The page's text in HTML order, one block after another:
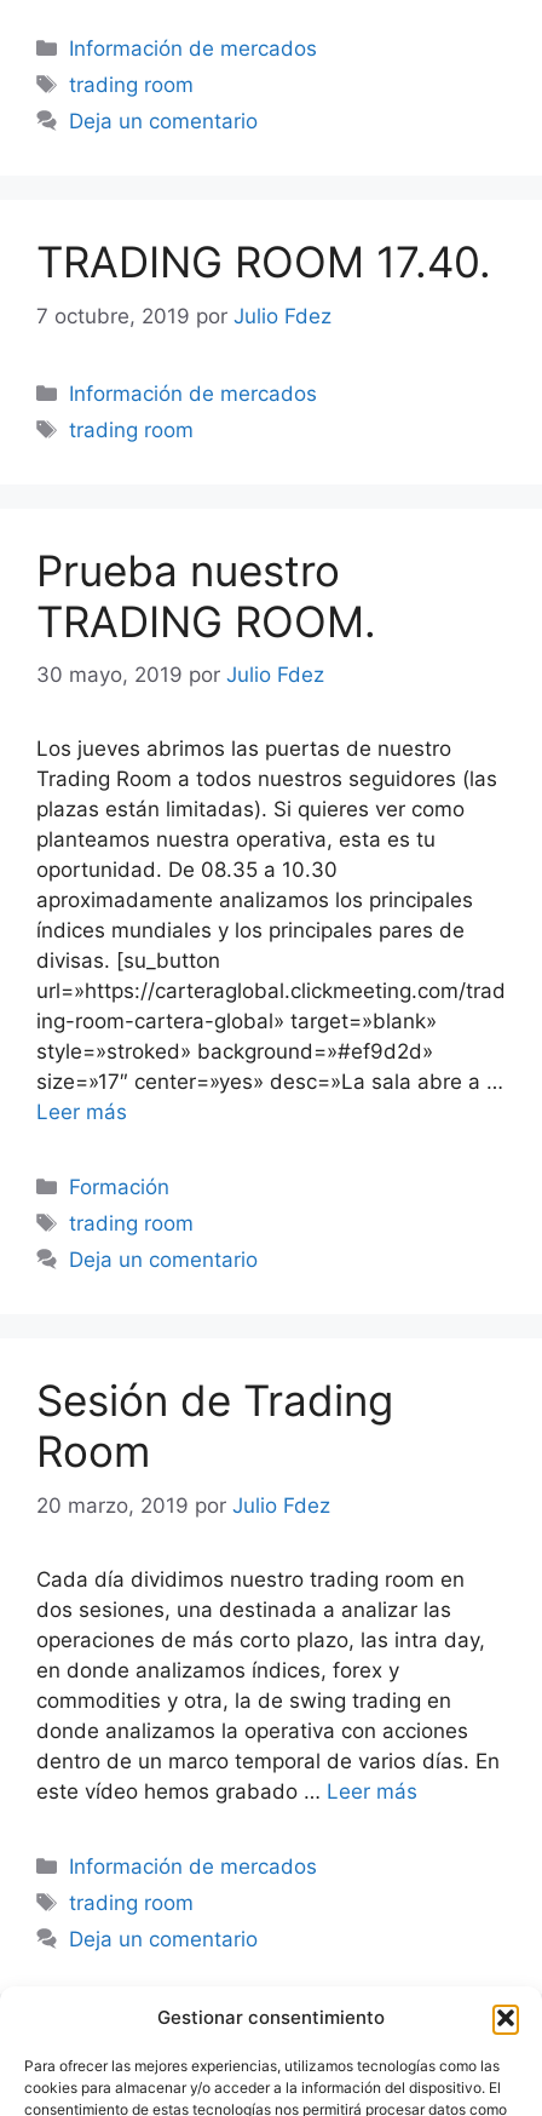
Gestionar consentimiento
Para ofrecer las mejores experiencias, utilizamos tecnologías como las
cookies para almacenar y/o acceder a la información del dispositivo. El
consentimiento de estas tecnologías nos permitirá procesar datos como
Categorías
Información de mercados
Etiquetas
trading room
Deja un comentario
TRADING ROOM 17.40.
7 octubre, 2019 por Julio Fdez
Categorías
Información de mercados
Etiquetas
trading room
Prueba nuestro
TRADING ROOM.
30 mayo, 2019 por Julio Fdez
Los jueves abrimos las puertas de nuestro
Trading Room a todos nuestros seguidores (las
plazas están limitadas). Si quieres ver como
planteamos nuestra operativa, esta es tu
oportunidad. De 08.35 a 10.30
aproximadamente analizamos los principales
índices mundiales y los principales pares de
divisas. [su_button
url=»https://carteraglobal.clickmeeting.com/trad
ing-room-cartera-global» target=»blank»
style=»stroked» background=»#ef9d2d»
size=»17″ center=»yes» desc=»La sala abre a …
Leer más
Categorías
Formación
Etiquetas
trading room
Deja un comentario
Sesión de Trading
Room
20 marzo, 2019 por Julio Fdez
Cada día dividimos nuestro trading room en
dos sesiones, una destinada a analizar las
operaciones de más corto plazo, las intra day,
en donde analizamos índices, forex y
commodities y otra, la de swing trading en
donde analizamos la operativa con acciones
dentro de un marco temporal de varios días. En
este vídeo hemos grabado … Leer más
Categorías
Información de mercados
Etiquetas
trading room
Deja un comentario
Advertencia
Política de privacidad